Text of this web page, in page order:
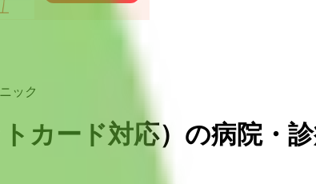
ック
カード対応） の病院・